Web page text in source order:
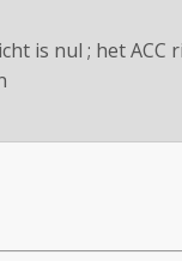
is nul ; het